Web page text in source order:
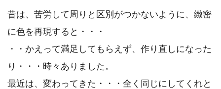
昔は、苦労して周りと区別がつかないように、緻密
に色を再現すると・・・
・・かえって満足してもらえず、作り直しになった
り・・・時々ありました。
最近は、変わってきた・・・全く同じにしてくれと